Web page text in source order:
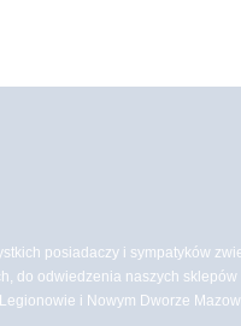
posiadaczy i sympatyków
do odwiedzenia naszych sklepów
i Nowym Dworze